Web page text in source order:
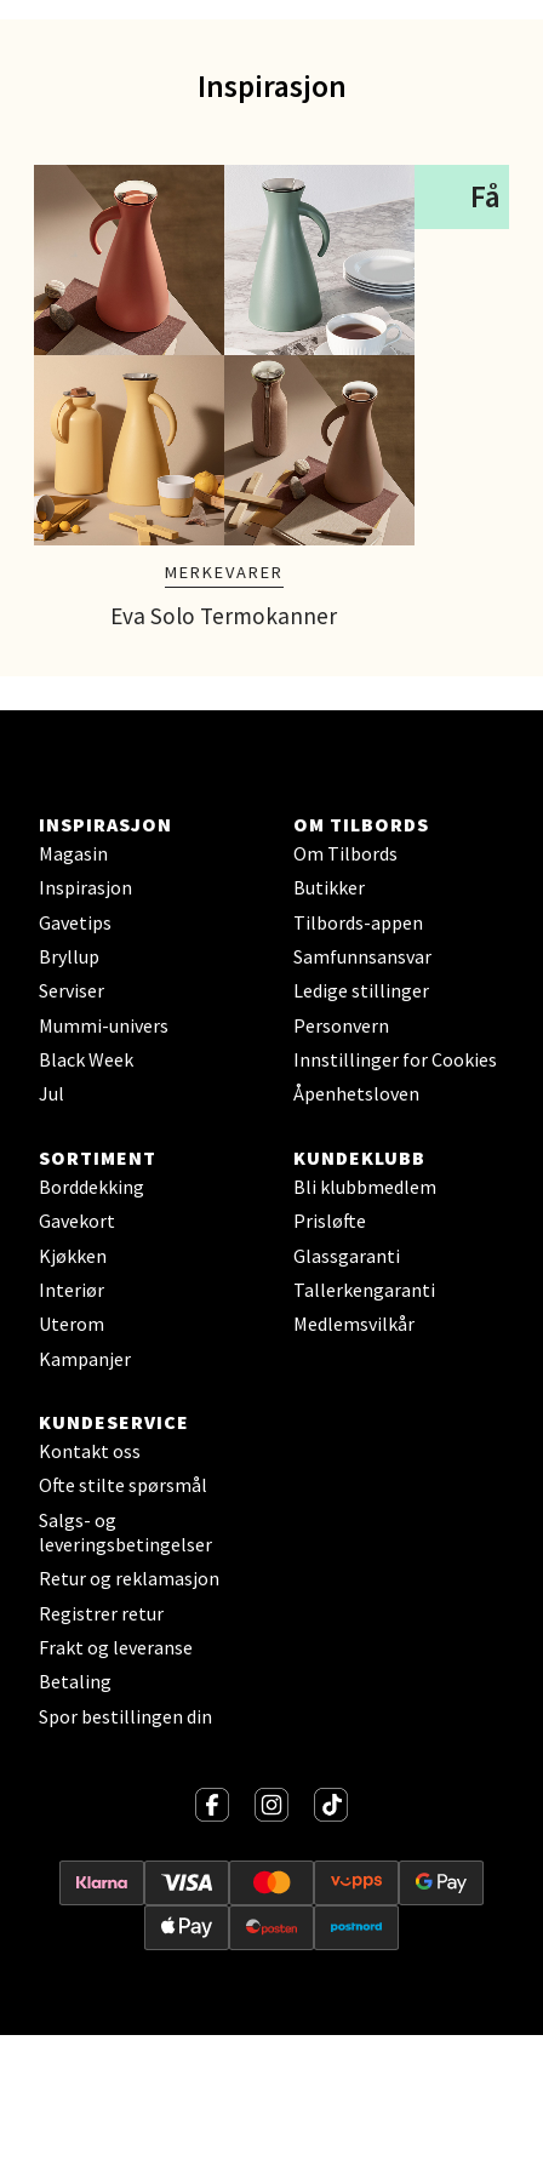
Inspirasjon
MERKEVARER
Eva Solo Termokanner
Få
INSPIRASJON
Magasin
Inspirasjon
Gavetips
Bryllup
Serviser
Mummi-univers
Black Week
Jul
OM TILBORDS
Om Tilbords
Butikker
Tilbords-appen
Samfunnsansvar
Ledige stillinger
Personvern
Innstillinger for Cookies
Åpenhetsloven
SORTIMENT
Borddekking
Gavekort
Kjøkken
Interiør
Uterom
Kampanjer
KUNDEKLUBB
Bli klubbmedlem
Prisløfte
Glassgaranti
Tallerkengaranti
Medlemsvilkår
KUNDESERVICE
Kontakt oss
Ofte stilte spørsmål
Salgs- og
leveringsbetingelser
Retur og reklamasjon
Registrer retur
Frakt og leveranse
Betaling
Spor bestillingen din